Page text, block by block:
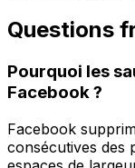
Questions
Pourquoi les
Facebook ?
Facebook
consécutives des